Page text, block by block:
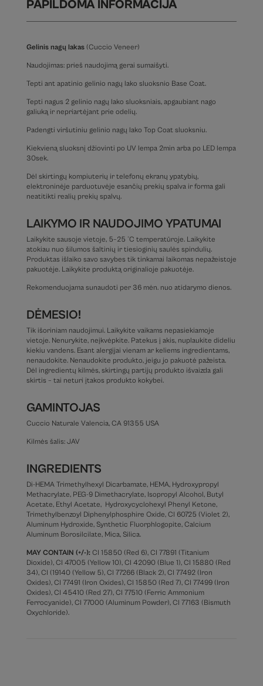
PAPILDOMA INFORMACIJA
Gelinis nagų lakas(Cuccio Veneer)
Naudojimas: prieš naudojimą gerai sumaišyti.
Tepti ant apatinio gelinio nagų lako sluoksnio Base Coat.
Tepti nagus 2 gelinio nagų lako sluoksniais, apgaubiant nago
galiuką ir nepriartėjant prie odelių.
Padengti viršutiniu gelinio nagų lako Top Coat sluoksniu.
Kiekvieną sluoksnį džiovinti po UV lempa 2min arba po LED lempa
30sek.
Dėl skirtingų kompiuterių ir telefonų ekranų ypatybių,
elektroninėje parduotuvėje esančių prekių spalva ir forma gali
neatitikti realių prekių spalvų.
LAIKYMO IR NAUDOJIMO YPATUMAI
Laikykite sausoje vietoje, 5–25 °C temperatūroje. Laikykite
atokiau nuo šilumos šaltinių ir tiesioginių saulės spindulių.
Produktas išlaiko savo savybes tik tinkamai laikomas nepažeistoje
pakuotėje. Laikykite produktą originalioje pakuotėje.
Rekomenduojama sunaudoti per 36 mėn. nuo atidarymo dienos.
DĖMESIO!
Tik išoriniam naudojimui. Laikykite vaikams nepasiekiamoje
vietoje. Nenurykite, neįkvėpkite. Patekus į akis, nuplaukite dideliu
kiekiu vandens. Esant alergijai vienam ar keliems ingredientams,
nenaudokite. Nenaudokite produkto, jeigu jo pakuotė pažeista.
Dėl ingredientų kilmės, skirtingų partijų produkto išvaizda gali
skirtis – tai neturi įtakos produkto kokybei.
GAMINTOJAS
Cuccio Naturale Valencia, CA 91355 USA
Kilmės šalis: JAV
INGREDIENTS
Di-HEMA Trimethylhexyl Dicarbamate, HEMA, Hydroxypropyl
Methacrylate, PEG-9 Dimethacrylate, Isopropyl Alcohol, Butyl
Acetate, Ethyl Acetate, Hydroxycyclohexyl Phenyl Ketone,
Trimethylbenzoyl Diphenylphosphire Oxide, CI 60725 (Violet 2),
Aluminum Hydroxide, Synthetic Fluorphlogopite, Calcium
Aluminum Borosilcilate, Mica, Silica.
MAY CONTAIN (+/-): CI 15850 (Red 6), CI 77891 (Titanium
Dioxide), CI 47005 (Yellow 10), CI 42090 (Blue 1), CI 15880 (Red
34), CI (19140 (Yellow 5), CI 77266 (Black 2), CI 77492 (Iron
Oxides), CI 77491 (Iron Oxides), CI 15850 (Red 7), CI 77499 (Iron
Oxides), CI 45410 (Red 27), CI 77510 (Ferric Ammonium
Ferrocyanide), CI 77000 (Aluminum Powder), CI 77163 (Bismuth
Oxychloride).